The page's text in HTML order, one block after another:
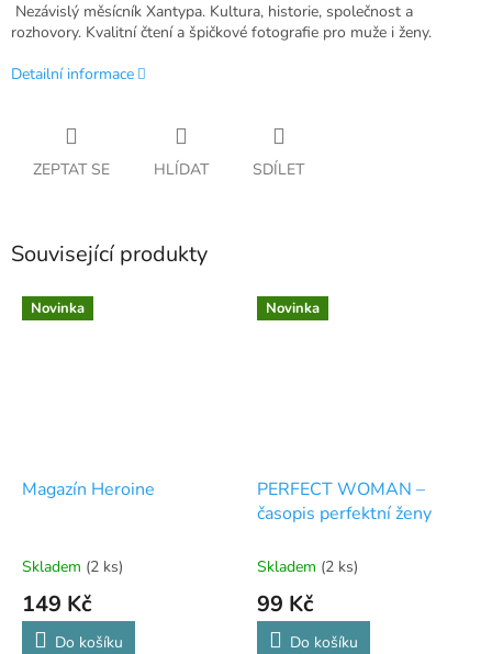
Nezávislý měsícník Xantypa. Kultura, historie, společnost a
rozhovory. Kvalitní čtení a špičkové fotografie pro muže i ženy.
Detailní informace
ZEPTAT SE HLÍDAT SDÍLET
Související produkty
Novinka
Magazín Heroine
Skladem (2 ks)
149 Kč
Do košíku
Novinka
PERFECT WOMAN –
časopis perfektní ženy
Skladem (2 ks)
99 Kč
Do košíku